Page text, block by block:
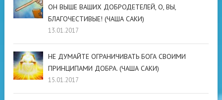
ОН ВЫШЕ ВАШИХ ДОБРОДЕТЕЛЕЙ, О, ВЫ,
БЛАГОЧЕСТИВЫЕ! (ЧАША САКИ)
13.01.2017
НЕ ДУМАЙТЕ ОГРАНИЧИВАТЬ БОГА СВОИМИ
ПРИНЦИПАМИ ДОБРА. (ЧАША САКИ)
15.01.2017